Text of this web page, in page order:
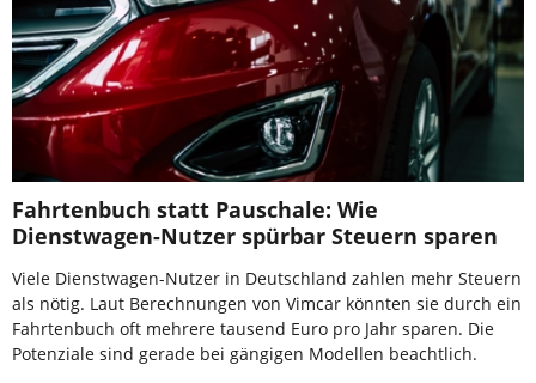
Fahrtenbuch statt Pauschale: Wie
Dienstwagen-Nutzer spürbar Steuern sparen
Viele Dienstwagen-Nutzer in Deutschland zahlen mehr Steuern
als nötig. Laut Berechnungen von Vimcar könnten sie durch ein
Fahrtenbuch oft mehrere tausend Euro pro Jahr sparen. Die
Potenziale sind gerade bei gängigen Modellen beachtlich.